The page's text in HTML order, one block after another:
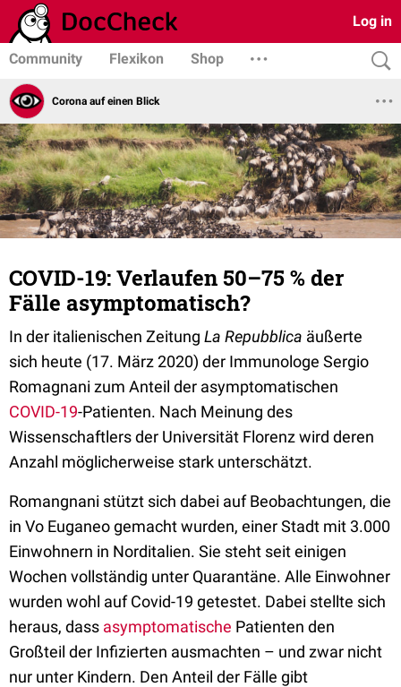
Log in
Community Flexikon Shop
Corona auf einen Blick
COVID-19: Verlaufen 50–75 % der
Fälle asymptomatisch?
In der italienischen Zeitung La Repubblica äußerte
sich heute (17. März 2020) der Immunologe Sergio
Romagnani zum Anteil der asymptomatischen
COVID-19-Patienten. Nach Meinung des
Wissenschaftlersder Universität Florenzwird deren
Anzahl möglicherweise stark unterschätzt.
Romangnani stützt sich dabei auf Beobachtungen, die
in Vo Euganeo gemacht wurden, einer Stadt mit 3.000
Einwohnern in Norditalien. Sie steht seit einigen
Wochen vollständig unter Quarantäne. Alle Einwohner
wurden wohl auf Covid-19 getestet. Dabei stellte sich
heraus, dass asymptomatische Patienten den
Großteil der Infizierten ausmachten – und zwar nicht
nur unter Kindern. Den Anteil der Fälle gibt